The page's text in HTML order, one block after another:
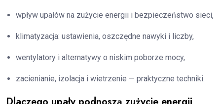
wpływ upałów na zużycie energii i bezpieczeństwo sieci,
klimatyzacja: ustawienia, oszczędne nawyki i liczby,
wentylatory i alternatywy o niskim poborze mocy,
zacienianie, izolacja i wietrzenie — praktyczne techniki.